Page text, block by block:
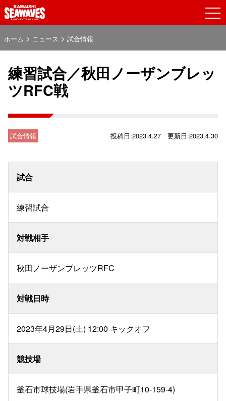
ホーム > ニュース > 試合情報
練習試合／秋田ノーザンブレッ
ツRFC戦
試合情報 投稿日:2023.4.27 更新日:2023.4.30
試合
練習試合
対戦相手
秋田ノーザンブレッツRFC
対戦日時
2023年4月29日(土) 12:00 キックオフ
競技場
釜石市球技場(岩手県釜石市甲子町10-159-4)